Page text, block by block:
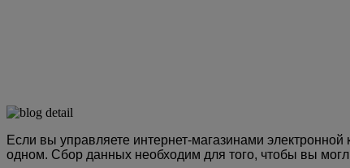
Если вы управляете интернет-магазинами
одном. Сбор данных необходим для того, чтобы вы